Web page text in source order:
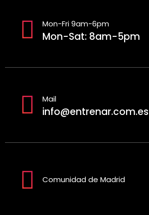
Mon-Fri 9am-6pm
Mon-Sat: 8am-5pm
Mail
info@entrenar.com.es
Comunidad de Madrid